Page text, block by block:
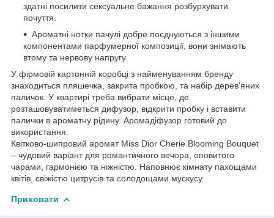
здатні посилити сексуальне бажання розбурхувати
почуття.
Ароматні нотки пачулі добре поєднуються з іншими
компонентами парфумерної композиції, вони знімають
втому та нервову напругу.
У фірмовій картонній коробці з найменуванням бренду
знаходиться пляшечка, закрита пробкою, та набір дерев'яних
паличок. У квартирі треба вибрати місце, де
розташовуватиметься дифузор, відкрити пробку і вставити
палички в ароматну рідину. Аромадіфузор готовий до
використання.
Квітково-шипровий аромат Miss Dior Cherie Blooming Bouquet
– чудовий варіант для романтичного вечора, оповитого
чарами, гармонією та ніжністю. Наповнює кімнату пахощами
квітів, свіжістю цитрусів та солодощами мускусу.
Приховати